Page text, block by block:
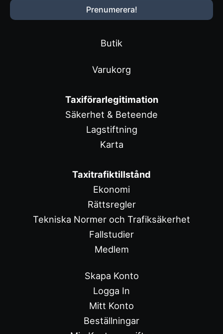
Butik
Varukorg
Taxiförarlegitimation
Säkerhet & Beteende
Lagstiftning
Karta
Taxitrafiktillstånd
Ekonomi
Rättsregler
Tekniska Normer och Trafiksäkerhet
Fallstudier
Medlem
Skapa Konto
Logga In
Mitt Konto
Beställningar